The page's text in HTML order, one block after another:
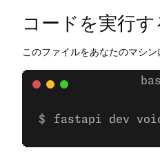
コードを実行す
このファイルをあなたのマシン
fastapi dev